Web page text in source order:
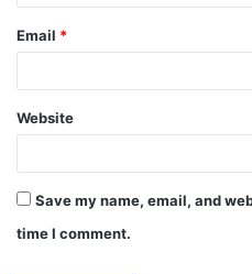
Email *
Website
Save my name, email, and
time I comment.